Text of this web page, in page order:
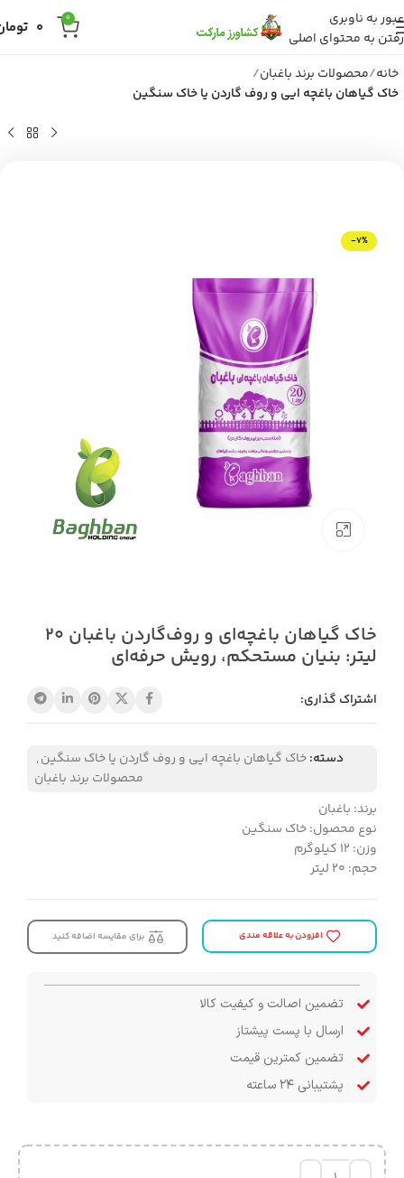
عبور به ناوبری
رفتن به محتوای اصلی
0
0
خانه محصولات برند باغبان
خاک گیاهان باغچه ایی و روف گاردن یا خاک سنگین
-7%
خاک گیاهان باغچه‌ای و روف‌گاردن باغبان 20
لیتر: بنیان مستحکم، رویش حرفه‌ای
اشتراک گذاری:
دسته:خاک گیاهان باغچه ایی و روف گاردن یا خاک سنگین,
محصولات برند باغبان
برند: باغبان
نوع محصول: خاک سنگین
وزن: ۱۲ کیلوگرم
حجم: ۲۰ لیتر
افزودن به علاقه مندی برای مقایسه اضافه کنید
تضمین اصالت و کیفیت کالا
ارسال با پست پیشتاز
تضمین کمترین قیمت
پشتیبانی ۲۴ ساعته